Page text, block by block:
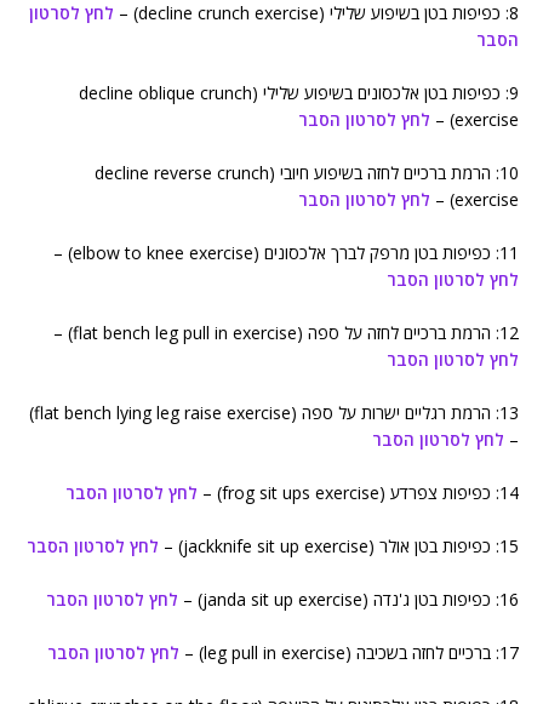
8: כפיפות בטן בשיפוע שלילי (decline crunch exercise) –
לחץ לסרטון
הסבר
9: כפיפות בטן אלכסונים בשיפוע שלילי (decline oblique crunch
exercise) –
לחץ לסרטון הסבר
10: הרמת ברכיים לחזה בשיפוע חיובי (decline reverse crunch
exercise) –
לחץ לסרטון הסבר
11: כפיפות בטן מרפק לברך אלכסונים (elbow to knee exercise) –
לחץ לסרטון הסבר
12: הרמת ברכיים לחזה על ספה (flat bench leg pull in exercise) –
לחץ לסרטון הסבר
13: הרמת רגליים ישרות על ספה (flat bench lying leg raise exercise)
– לחץ לסרטון הסבר
14: כפיפות צפרדע (frog sit ups exercise) – לחץ לסרטון הסבר
15: כפיפות בטן אולר (jackknife sit up exercise) – לחץ לסרטון הסבר
16: כפיפות בטן ג'נדה (janda sit up exercise) – לחץ לסרטון הסבר
17: ברכיים לחזה בשכיבה (leg pull in exercise) – לחץ לסרטון הסבר